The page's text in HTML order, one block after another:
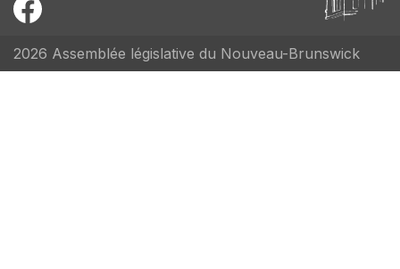
2026 Assemblée législative du Nouveau-Brunswick